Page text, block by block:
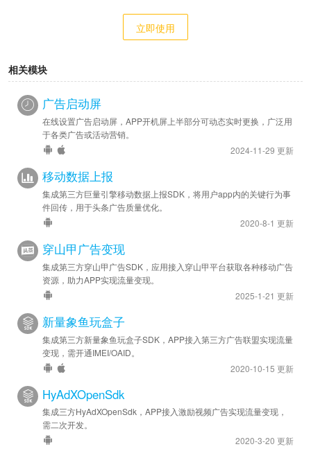
立即使用
相关模块
广告启动屏
在线设置广告启动屏，APP开机屏上半部分可动态实时更换，广泛用
于各类广告或活动营销。
2024-11-29 更新
移动数据上报
集成第三方巨量引擎移动数据上报SDK，将用户app内的关键行为事
件回传，用于头条广告质量优化。
2020-8-1 更新
穿山甲广告变现
集成第三方穿山甲广告SDK，应用接入穿山甲平台获取各种移动广告
资源，助力APP实现流量变现。
2025-1-21 更新
新量象鱼玩盒子
集成第三方新量象鱼玩盒子SDK，APP接入第三方广告联盟实现流量
变现，需开通IMEI/OAID。
2020-10-15 更新
HyAdXOpenSdk
集成三方HyAdXOpenSdk，APP接入激励视频广告实现流量变现，
需二次开发。
2020-3-20 更新